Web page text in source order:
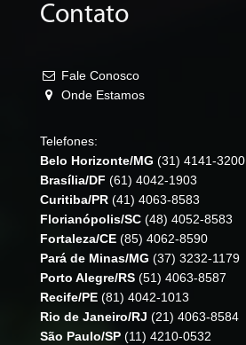
Contato
Fale Conosco
Onde Estamos
Telefones:
Belo Horizonte/MG (31) 4141-3200
Brasília/DF (61) 4042-1903
Curitiba/PR (41) 4063-8583
Florianópolis/SC (48) 4052-8583
Fortaleza/CE (85) 4062-8590
Pará de Minas/MG (37) 3232-1179
Porto Alegre/RS (51) 4063-8587
Recife/PE (81) 4042-1013
Rio de Janeiro/RJ (21) 4063-8584
São Paulo/SP (11) 4210-0532